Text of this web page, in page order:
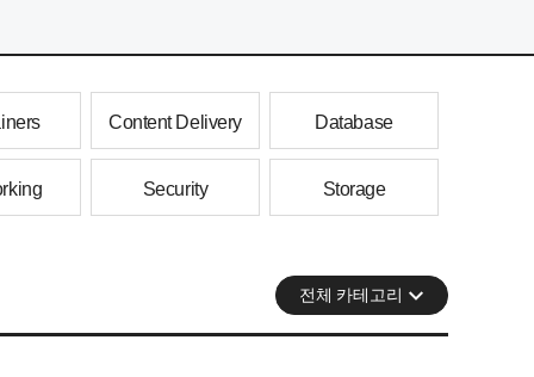
Content Delivery Database
Security Storage
전체 카테고리